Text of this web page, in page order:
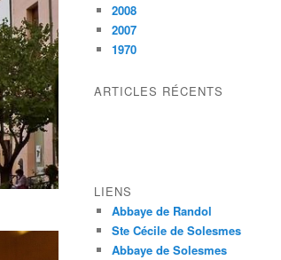
2008
2007
1970
ARTICLES RÉCENTS
LIENS
Abbaye de Randol
Ste Cécile de Solesmes
Abbaye de Solesmes